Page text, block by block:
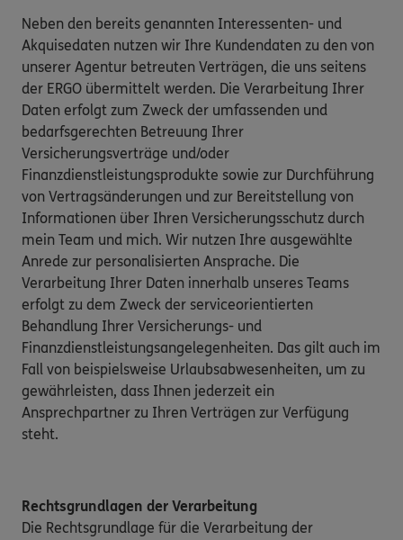
Neben den bereits genannten Interessenten- und
Akquisedaten nutzen wir Ihre Kundendaten zu den von
unserer Agentur betreuten Verträgen, die uns seitens
der ERGO übermittelt werden. Die Verarbeitung Ihrer
Daten erfolgt zum Zweck der umfassenden und
bedarfsgerechten Betreuung Ihrer
Versicherungsverträge und/oder
Finanzdienstleistungsprodukte sowie zur Durchführung
von Vertragsänderungen und zur Bereitstellung von
Informationen über Ihren Versicherungsschutz durch
mein Team und mich. Wir nutzen Ihre ausgewählte
Anrede zur personalisierten Ansprache. Die
Verarbeitung Ihrer Daten innerhalb unseres Teams
erfolgt zu dem Zweck der serviceorientierten
Behandlung Ihrer Versicherungs- und
Finanzdienstleistungsangelegenheiten. Das gilt auch im
Fall von beispielsweise Urlaubsabwesenheiten, um zu
gewährleisten, dass Ihnen jederzeit ein
Ansprechpartner zu Ihren Verträgen zur Verfügung
steht.
Rechtsgrundlagen der Verarbeitung
Die Rechtsgrundlage für die Verarbeitung der